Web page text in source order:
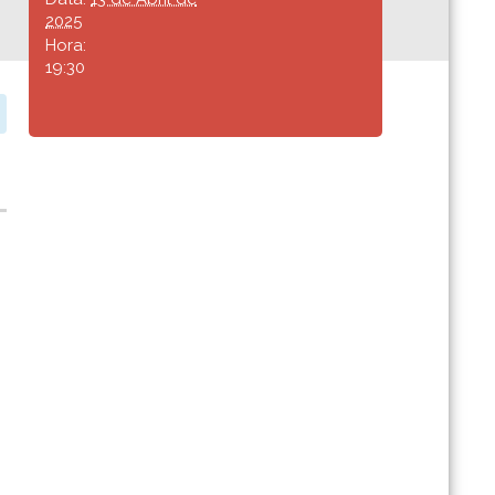
2025
Hora:
19:30